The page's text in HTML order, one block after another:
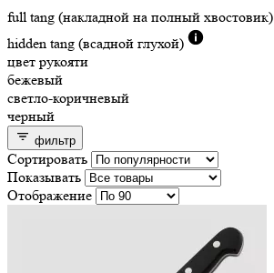
full tang (накладной на полный хвостовик)
hidden tang (всадной глухой)
цвет рукояти
бежевый
светло-коричневый
черный
фильтр
Сортировать
Показывать
Отображение